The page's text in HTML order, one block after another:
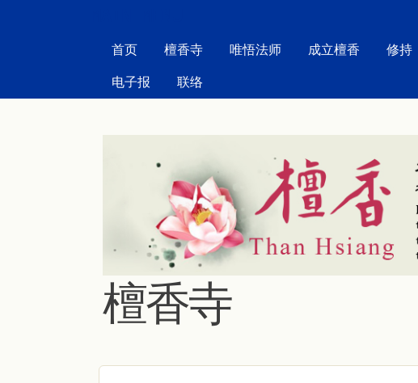
首页 檀香寺 唯悟法师 成立檀香 修持
电子报 联络
檀香寺